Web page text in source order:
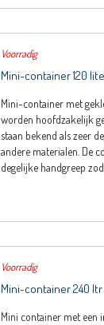
Voorradig
Mini-container 120
Mini-container met
worden hoofdzakelijk
staan bekend als zeer
andere materialen. De
degelijke handgreep
Voorradig
Mini-container 240 ltr
Mini container met een